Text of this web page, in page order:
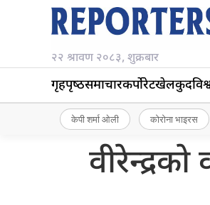
२२ श्रावण २०८३, शुक्रबार
गृहपृष्‍ठसमाचारकर्पोरेटखेलकुद
केपी शर्मा ओली कोरोना भाइरस